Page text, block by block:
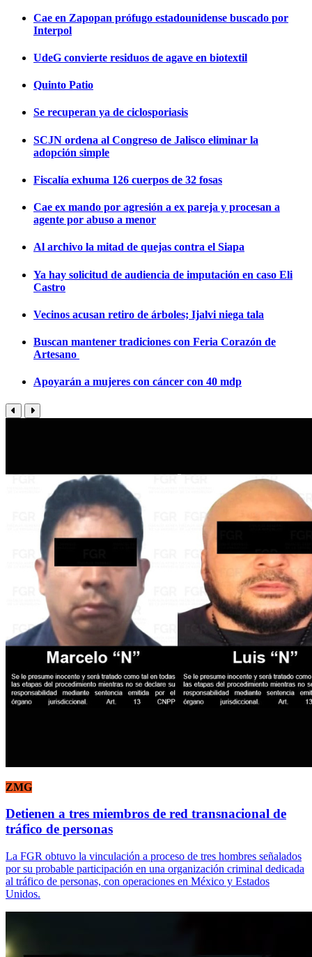
Cae en Zapopan prófugo estadounidense buscado por
Interpol
UdeG convierte residuos de agave en biotextil
Quinto Patio
Se recuperan ya de ciclosporiasis
SCJN ordena al Congreso de Jalisco eliminar la
adopción simple
Fiscalía exhuma 126 cuerpos de 32 fosas
Cae ex mando por agresión a ex pareja y procesan a
agente por abuso a menor
Al archivo la mitad de quejas contra el Siapa
Ya hay solicitud de audiencia de imputación en caso Eli
Castro
Vecinos acusan retiro de árboles; Ijalvi niega tala
Buscan mantener tradiciones con Feria Corazón de
Artesano
Apoyarán a mujeres con cáncer con 40 mdp
ZMG
Detienen a tres miembros de red transnacional de
tráfico de personas
La FGR obtuvo la vinculación a proceso de tres hombres señalados
por su probable participación en una organización criminal dedicada
al tráfico de personas, con operaciones en México y Estados
Unidos.